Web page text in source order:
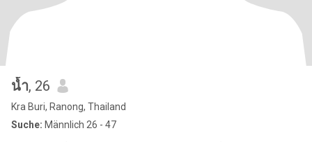
น้ำ, 26
Kra Buri, Ranong, Thailand
Suche: Männlich 26 - 47